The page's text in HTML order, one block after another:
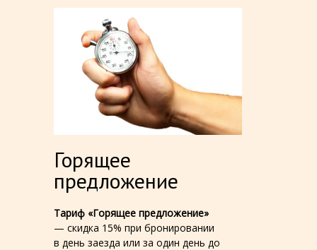
Горящее
предложение
Тариф «Горящее предложение»
— скидка 15% при бронировании
в день заезда или за один день до